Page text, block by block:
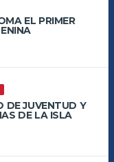
EL PRIMER
DE JUVENTUD Y
DE LA ISLA